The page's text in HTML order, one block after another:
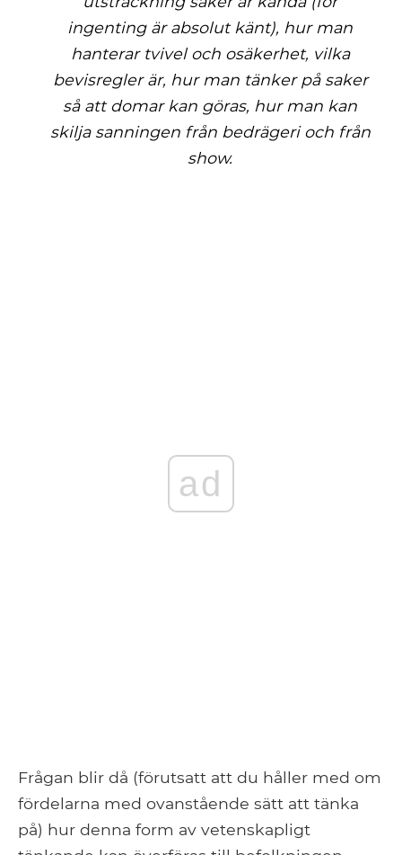
ingenting är absolut känt), hur man
hanterar tvivel och osäkerhet, vilka
bevisregler är, hur man tänker på saker
så att domar kan göras, hur man kan
skilja sanningen från bedrägeri och från
show.
ad
Frågan blir då (förutsatt att du håller med om
fördelarna med ovanstående sätt att tänka
på) hur denna form av vetenskapligt